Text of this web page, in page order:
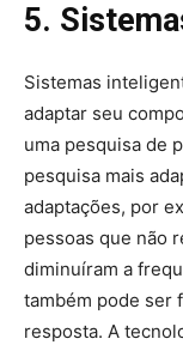
5.
Sistemas
adaptar seu
uma pesquisa de
pesquisa mais
adaptações, por
pessoas que não
diminuíram a
também pode ser
resposta. A